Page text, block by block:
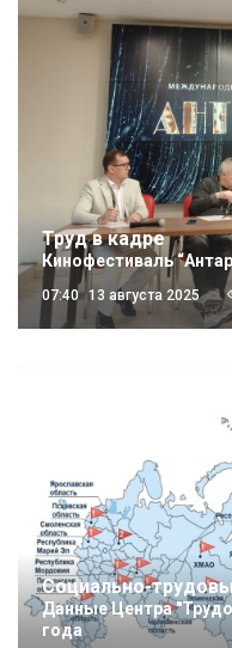
Труд в кадре
Кинофестиваль
07:40 13 августа 2025
Социально-
Данные Центра
года